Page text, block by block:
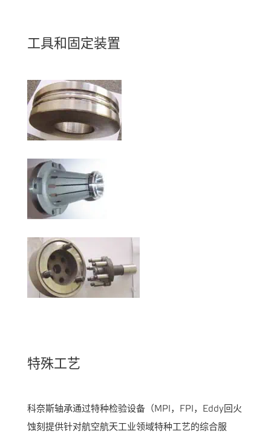
工具和固定装置
特殊工艺
科奈斯轴承通过特种检验设备（MPI，FPI，Eddy回火
蚀刻提供针对航空航天工业领域特种工艺的综合服